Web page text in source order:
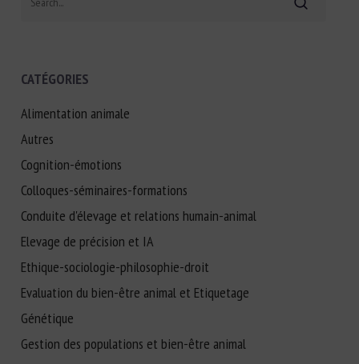
CATÉGORIES
Alimentation animale
Autres
Cognition-émotions
Colloques-séminaires-formations
Conduite d'élevage et relations humain-animal
Elevage de précision et IA
Ethique-sociologie-philosophie-droit
Evaluation du bien-être animal et Etiquetage
Génétique
Gestion des populations et bien-être animal